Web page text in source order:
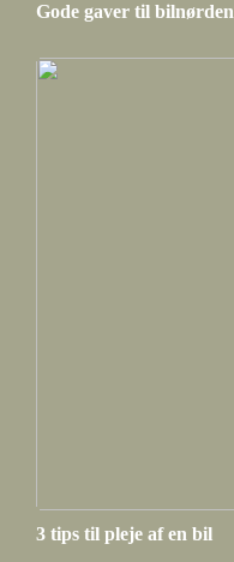
Gode gaver til bilnørden
3 tips til pleje af en bil